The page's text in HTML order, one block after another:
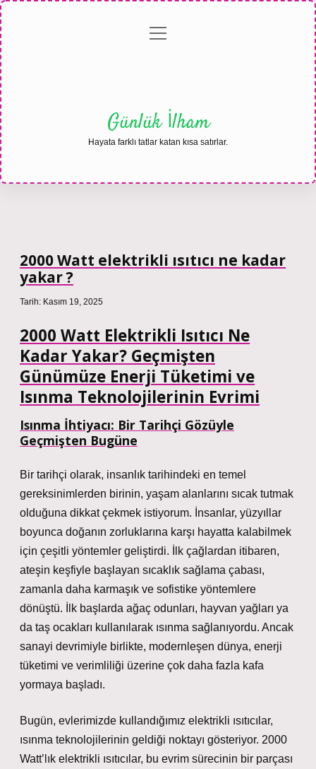
Gizlilikmenüyü
Günlük İlham
Hayata farklı tatlar katan kısa satırlar.
2000 Watt elektrikli ısıtıcı ne kadar
yakar ?
Tarih: Kasım 19, 2025
2000 Watt Elektrikli Isıtıcı Ne
Kadar Yakar? Geçmişten
Günümüze Enerji Tüketimi ve
Isınma Teknolojilerinin Evrimi
Isınma İhtiyacı: Bir Tarihçi Gözüyle
Geçmişten Bugüne
Bir tarihçi olarak, insanlık tarihindeki en temel
gereksinimlerden birinin, yaşam alanlarını sıcak tutmak
olduğuna dikkat çekmek istiyorum. İnsanlar, yüzyıllar
boyunca doğanın zorluklarına karşı hayatta kalabilmek
için çeşitli yöntemler geliştirdi. İlk çağlardan itibaren,
ateşin keşfiyle başlayan sıcaklık sağlama çabası,
zamanla daha karmaşık ve sofistike yöntemlere
dönüştü. İlk başlarda ağaç odunları, hayvan yağları ya
da taş ocakları kullanılarak ısınma sağlanıyordu. Ancak
sanayi devrimiyle birlikte, modernleşen dünya, enerji
tüketimi ve verimliliği üzerine çok daha fazla kafa
yormaya başladı.
Bugün, evlerimizde kullandığımız elektrikli ısıtıcılar,
ısınma teknolojilerinin geldiği noktayı gösteriyor. 2000
Watt’lık elektrikli ısıtıcılar, bu evrim sürecinin bir parçası